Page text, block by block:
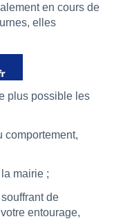
en cours de
elles
plus possible les
comportement,
mairie ;
de
entourage,